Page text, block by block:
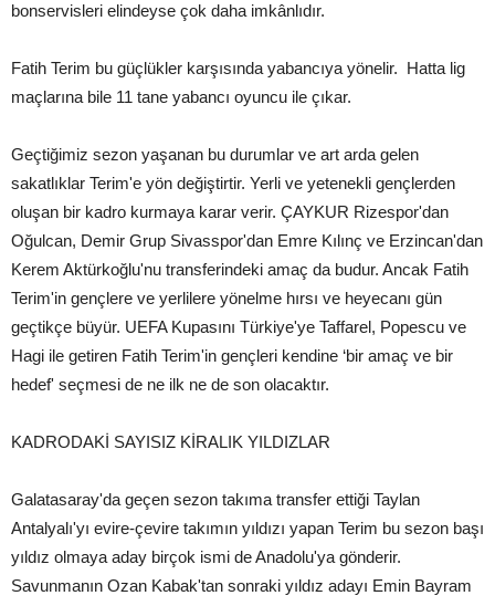
bonservisleri elindeyse çok daha imkânlıdır.
Fatih Terim bu güçlükler karşısında yabancıya yönelir. Hatta lig
maçlarına bile 11 tane yabancı oyuncu ile çıkar.
Geçtiğimiz sezon yaşanan bu durumlar ve art arda gelen
sakatlıklar Terim'e yön değiştirtir. Yerli ve yetenekli gençlerden
oluşan bir kadro kurmaya karar verir. ÇAYKUR Rizespor'dan
Oğulcan, Demir Grup Sivasspor'dan Emre Kılınç ve Erzincan'dan
Kerem Aktürkoğlu'nu transferindeki amaç da budur. Ancak Fatih
Terim'in gençlere ve yerlilere yönelme hırsı ve heyecanı gün
geçtikçe büyür. UEFA Kupasını Türkiye'ye Taffarel, Popescu ve
Hagi ile getiren Fatih Terim'in gençleri kendine ‘bir amaç ve bir
hedef' seçmesi de ne ilk ne de son olacaktır.
KADRODAKİ SAYISIZ KİRALIK YILDIZLAR
Galatasaray'da geçen sezon takıma transfer ettiği Taylan
Antalyalı'yı evire-çevire takımın yıldızı yapan Terim bu sezon başı
yıldız olmaya aday birçok ismi de Anadolu'ya gönderir.
Savunmanın Ozan Kabak'tan sonraki yıldız adayı Emin Bayram